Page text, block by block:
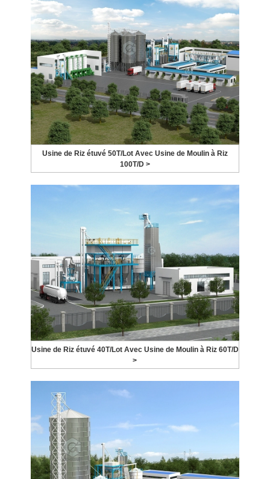
Usine de Riz étuvé 50T/Lot Avec Usine de Moulin à Riz
100T/D >
Usine de Riz étuvé 40T/Lot Avec Usine de Moulin à Riz 60T/D
>